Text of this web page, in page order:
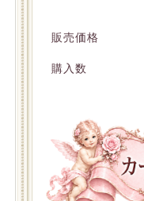
販売価格
購入数